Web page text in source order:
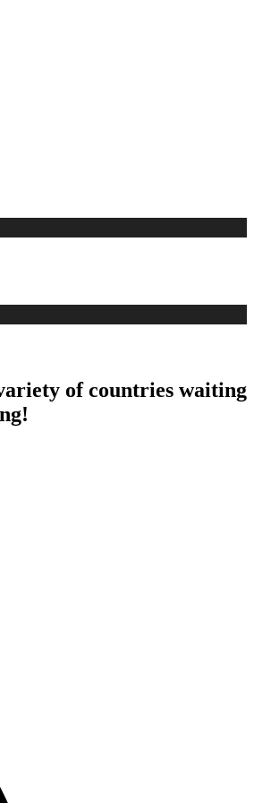
of countries waiting